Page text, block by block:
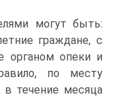
могут быть:
граждане, с
органом опеки и
по месту
в течение месяца